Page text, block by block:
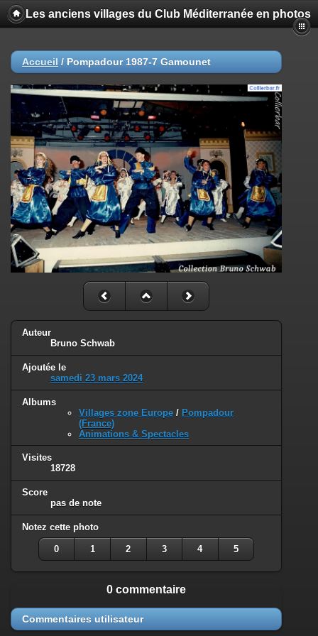
Les anciens villages du Club Méditerranée en photos
Accueil / Pompadour 1987-7 Gamounet
Auteur
Bruno Schwab
Ajoutée le
samedi 23 mars 2024
Albums
Villages zone Europe / Pompadour
(France)
Animations & Spectacles
Visites
18728
Score
pas de note
Notez cette photo
0 1 2 3 4 5
0 commentaire
Commentaires utilisateur